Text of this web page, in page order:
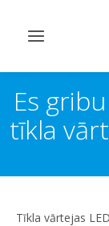
Pārslēgt
Es
tīkla
Tīkla vārtejas